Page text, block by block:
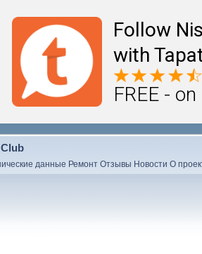
Follow
with
FREE -
данные Ремонт Отзывы Новости О